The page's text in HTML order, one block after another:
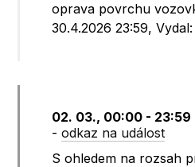
oprava povrchu
30.4.2026 23:59,
02. 03., 00:00 - 23:59
-odkaz na událost
S ohledem na rozsah